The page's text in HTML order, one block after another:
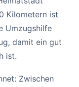
Kilometern ist
Umzugshilfe
damit ein gut
ist.
Zwischen